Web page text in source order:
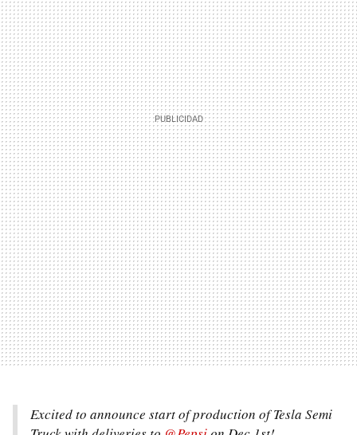
Excited to announce start of production of Tesla Semi